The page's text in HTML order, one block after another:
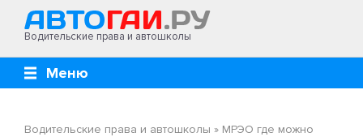
Водительские права и автошколы
Меню
Водительские права и автошколы » МРЭО где можно